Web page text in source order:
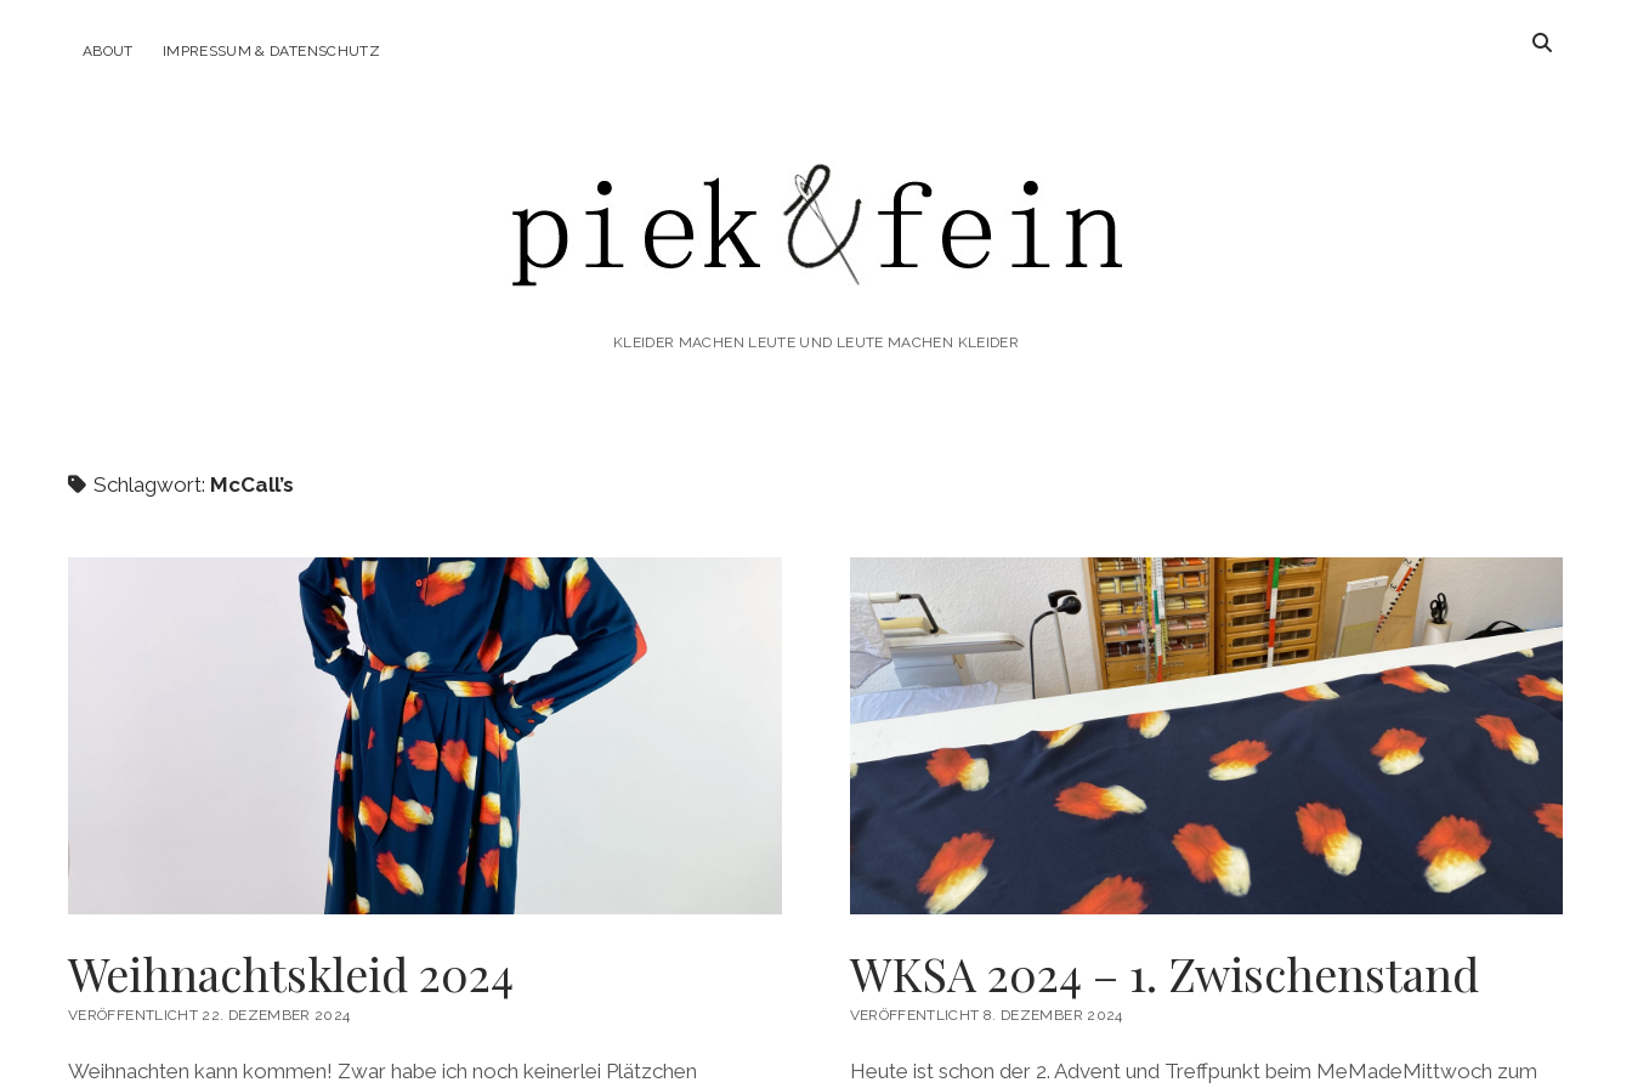
ABOUT IMPRESSUM & DATENSCHUTZ
piek&fein
KLEIDER MACHEN LEUTE UND LEUTE MACHEN KLEIDER
Schlagwort: McCall’s
Weihnachtskleid 2024
VERÖFFENTLICHT 22. DEZEMBER 2024
Weihnachten kann kommen! Zwar habe ich noch keinerlei Plätzchen
WKSA 2024 – 1. Zwischenstand
VERÖFFENTLICHT 8. DEZEMBER 2024
Heute ist schon der 2. Advent und Treffpunkt beim MeMadeMittwoch zum